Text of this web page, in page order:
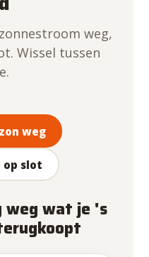
weg,
Wissel tussen
weg
slot
weg wat je 's